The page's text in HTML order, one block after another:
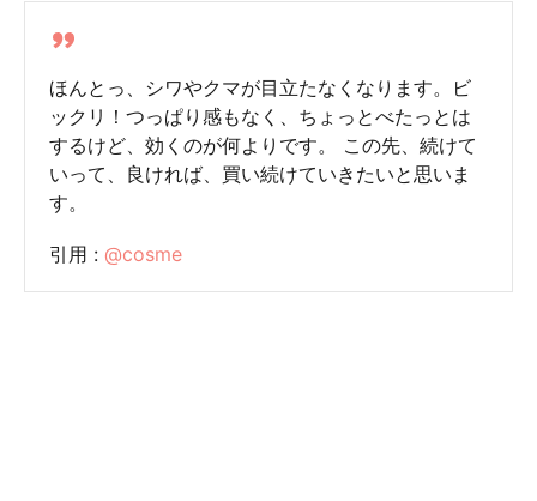
ほんとっ、シワやクマが目立たなくなります。ビ
ックリ！つっぱり感もなく、ちょっとべたっとは
するけど、効くのが何よりです。 この先、続けて
いって、良ければ、買い続けていきたいと思いま
す。
引用 : @cosme